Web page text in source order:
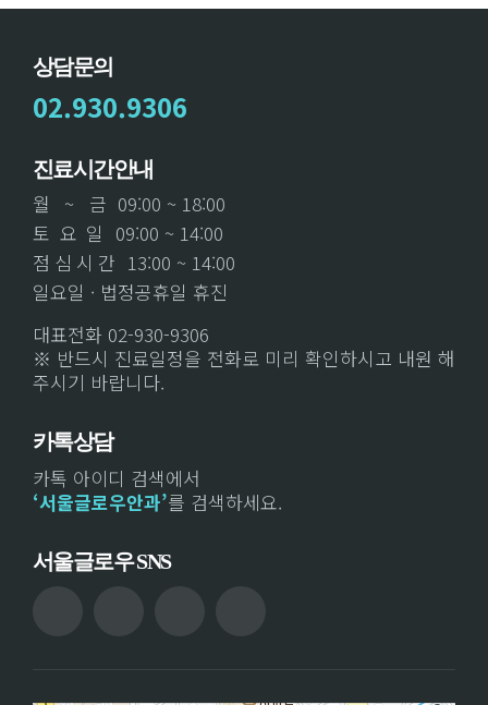
상담문의
02.930.9306
진료시간안내
월 ~ 금 09:00 ~ 18:00
토 요 일 09:00 ~ 14:00
점 심 시 간 13:00 ~ 14:00
일요일 · 법정공휴일 휴진
대표전화 02-930-9306
※ 반드시 진료일정을 전화로 미리 확인하시고 내원 해
주시기 바랍니다.
카톡상담
카톡 아이디 검색에서
‘서울글로우안과’를 검색하세요.
서울글로우 SNS